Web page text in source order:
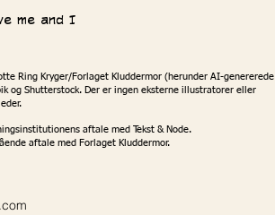
me and I
Ring Kryger/Forlaget Kluddermor (herunder AI-genererede
og Shutterstock. Der er ingen eksterne illustratorer eller
aftale med Tekst & Node.
aftale med Forlaget Kluddermor.